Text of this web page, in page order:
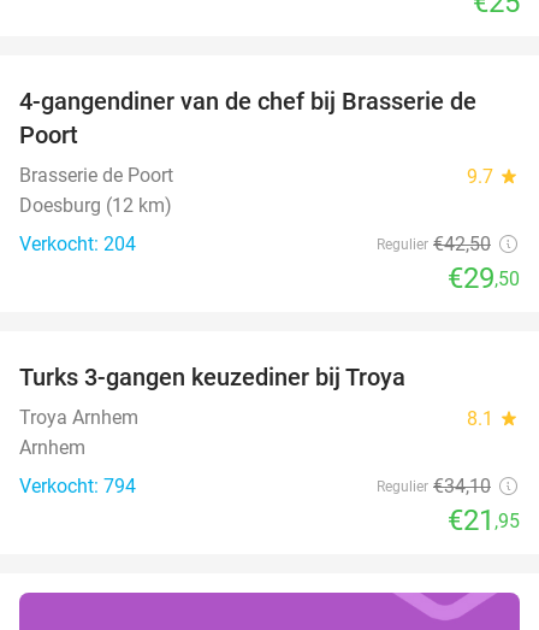
31%
4-gangendiner van de chef bij Brasserie de
Poort
Brasserie de Poort 9.7 star
Doesburg (12 km)
Verkocht: 204
Regulier €42,50
€29,50
Turks 3-gangen keuzediner bij Troya
Troya Arnhem 8.1 star
Arnhem
Verkocht: 794
Regulier €34,10
€21 ,95